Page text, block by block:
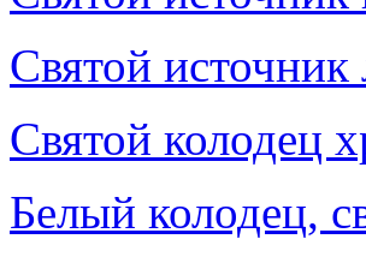
Святой
Святой колодец
Белый колодец,